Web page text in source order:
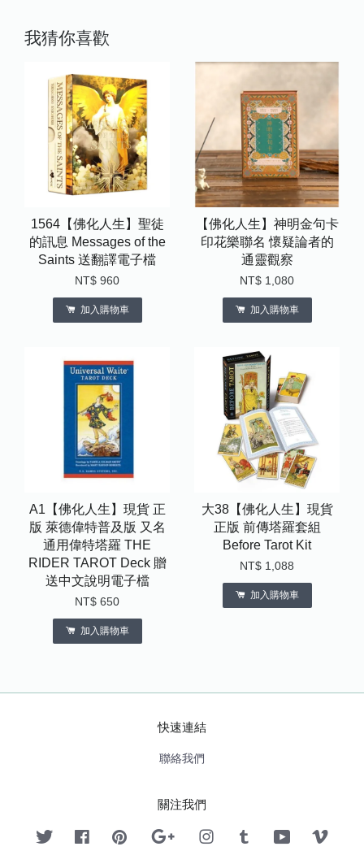
我猜你喜歡
1564【佛化人生】聖徒
的訊息 Messages of the
Saints 送翻譯電子檔
NT$ 960
加入購物車
【佛化人生】神明金句卡
印花樂聯名 懷疑論者的
通靈觀察
NT$ 1,080
加入購物車
A1【佛化人生】現貨 正
版 萊德偉特普及版 又名
通用偉特塔羅 THE
RIDER TAROT Deck 贈
送中文說明電子檔
NT$ 650
加入購物車
大38【佛化人生】現貨
正版 前傳塔羅套組
Before Tarot Kit
NT$ 1,088
加入購物車
快速連結
聯絡我們
關注我們
Twitter FacebookPinterest Google InstagramTumblr YouTube